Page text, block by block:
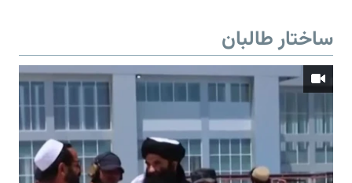
ساختار طالبان